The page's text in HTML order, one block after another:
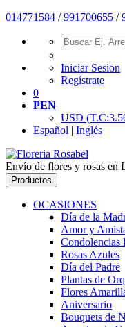
014771584 /991700655 /
Iniciar Sesion
Regístrate
0
PEN
USD
Español | Inglés
Envío de flores y rosas en
Productos
OCASIONES
Día de la
Amor y
Condolencias
Rosas Azules
Día del Padre
Plantas de
Flores
Aniversario
Bouquets de